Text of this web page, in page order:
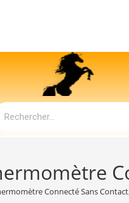
Connecté Sans